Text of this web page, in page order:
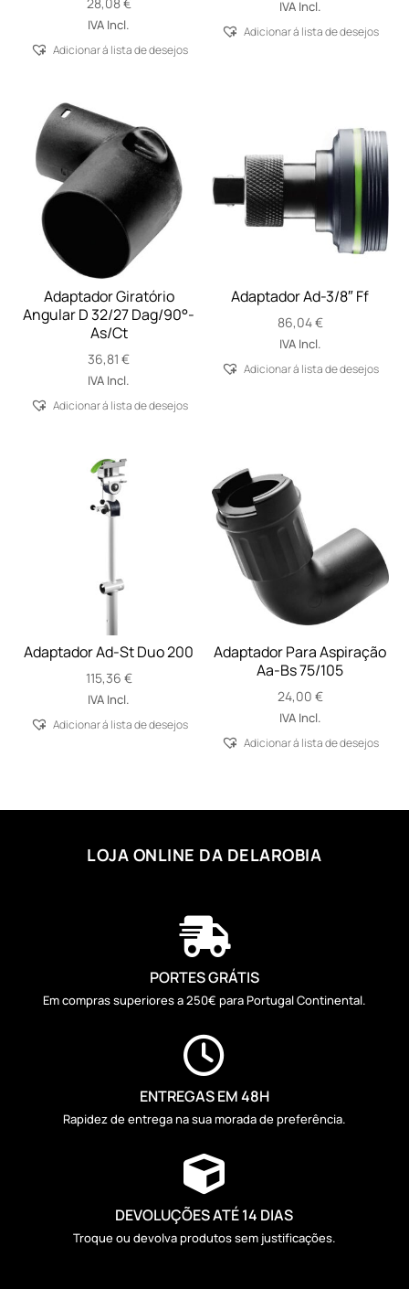
IVA Incl.
Adicionar á lista de desejos
IVA Incl.
Adicionar á lista de desejos
Adaptador Giratório
Angular D 32/27 Dag/90°-
As/Ct
36,81€
IVA Incl.
Adicionar á lista de desejos
Adaptador Ad-3/8″ Ff
86,04€
IVA Incl.
Adicionar á lista de desejos
Adaptador Ad-St Duo 200
115,36 €
IVA Incl.
Adicionar á lista de desejos
Adaptador Para Aspiração
Aa-Bs 75/105
24,00 €
IVA Incl.
Adicionar á lista de desejos
LOJA ONLINE DA DELAROBIA

PORTES GRÁTIS
Em compras superiores a 250€ para Portugal Continental.

ENTREGAS EM 48H
Rapidez de entrega na sua morada de preferência.

DEVOLUÇÕES ATÉ 14 DIAS
Troque ou devolva produtos sem justificações.